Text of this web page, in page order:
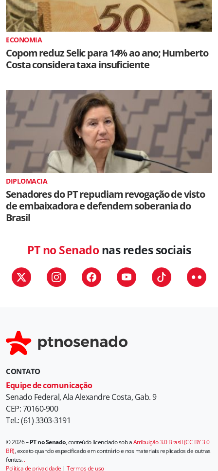
ECONOMIA
Copom reduz Selic para 14% ao ano; Humberto
Costa considera taxa insuficiente
DIPLOMACIA
Senadores do PT repudiam revogação de visto
de embaixadora e defendem soberania do
Brasil
PT no Senadonas redes sociais
CONTATO
Equipe de comunicação
Senado Federal, Ala Alexandre Costa, Gab. 9
CEP: 70160-900
Tel.: (61) 3303-3191
© 2026 –PT no Senado, conteúdo licenciado sob aAtribuição 3.0 Brasil (CC BY 3.0
BR), exceto quando especificado em contrário e nos materiais replicados de outras
fontes..
Política de privacidade | Termos de uso